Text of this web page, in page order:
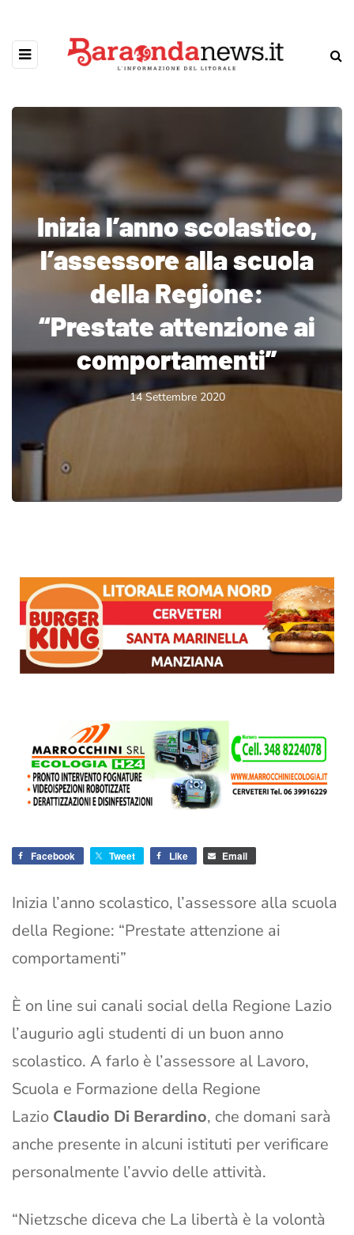
Inizia l’anno scolastico,
l’assessore alla scuola
della Regione:
“Prestate attenzione ai
comportamenti”
14 Settembre 2020
Facebook Tweet Like Email
Inizia l’anno scolastico, l’assessore alla scuola
della Regione: “Prestate attenzione ai
comportamenti”
È on line sui canali social della Regione Lazio
l’augurio agli studenti di un buon anno
scolastico. A farlo è l’assessore al Lavoro,
Scuola e Formazione della Regione
Lazio Claudio Di Berardino, che domani sarà
anche presente in alcuni istituti per verificare
personalmente l’avvio delle attività.
“Nietzsche diceva che La libertà è la volontà